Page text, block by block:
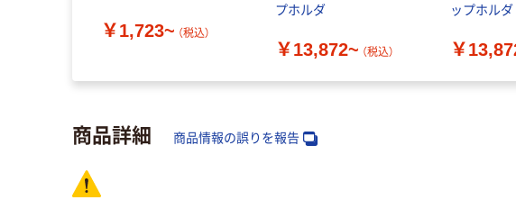
￥1,723~ （税込）
プホルダ
￥13,872~ （税込）
ップホルダ
￥
商品詳細 商品情報の誤りを報告